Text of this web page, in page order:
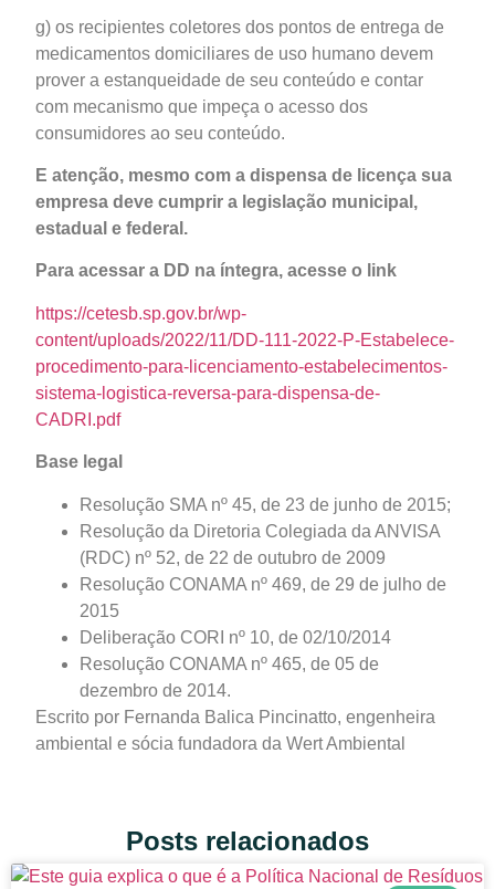
g) os recipientes coletores dos pontos de entrega de
medicamentos domiciliares de uso humano devem
prover a estanqueidade de seu conteúdo e contar
com mecanismo que impeça o acesso dos
consumidores ao seu conteúdo.
E atenção, mesmo com a dispensa de licença sua
empresa deve cumprir a legislação municipal,
estadual e federal.
Para acessar a DD na íntegra, acesse o link
https://cetesb.sp.gov.br/wp-
content/uploads/2022/11/DD-111-2022-P-Estabelece-
procedimento-para-licenciamento-estabelecimentos-
sistema-logistica-reversa-para-dispensa-de-
CADRI.pdf
Base legal
Resolução SMA nº 45, de 23 de junho de 2015;
Resolução da Diretoria Colegiada da ANVISA
(RDC) nº 52, de 22 de outubro de 2009
Resolução CONAMA nº 469, de 29 de julho de
2015
Deliberação CORI nº 10, de 02/10/2014
Resolução CONAMA nº 465, de 05 de
dezembro de 2014.
Escrito por Fernanda Balica Pincinatto, engenheira
ambiental e sócia fundadora da Wert Ambiental
Posts relacionados